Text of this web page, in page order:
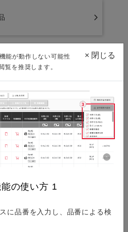
が動作しない可能性
覧を推奨します。
× 閉じる
の使い方 1
に品番を入力し、品番による検
奨製品
ンロード
取得状況